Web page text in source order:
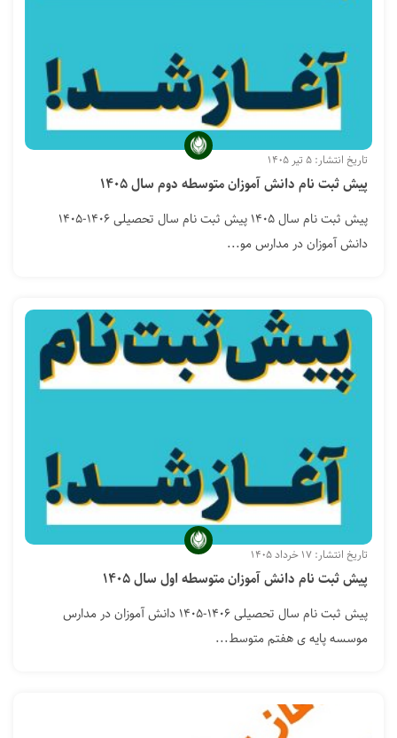
تاریخ انتشار: ۵ تیر ۱۴۰۵
پیش ثبت نام دانش آموزان متوسطه دوم سال ۱۴۰۵
پیش ثبت نام سال ۱۴۰۵ پیش ثبت نام سال تحصیلی ۱۴۰۶-۱۴۰۵
دانش آموزان در مدارس مو...
تاریخ انتشار: ۱۷ خرداد ۱۴۰۵
پیش ثبت نام دانش آموزان متوسطه اول سال ۱۴۰۵
پیش ثبت نام سال تحصیلی ۱۴۰۶-۱۴۰۵ دانش آموزان در مدارس
موسسه پایه ی هفتم متوسط...